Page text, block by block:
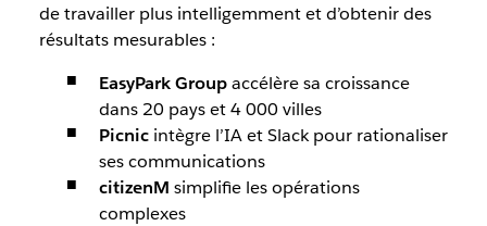
de travailler plus intelligemment et d’obtenir des
résultats mesurables :
EasyPark Groupaccélère sa croissance
dans 20 pays et 4 000 villes
Picnicintègre l’IA et Slack pour rationaliser
ses communications
citizenM simplifie les opérations
complexes